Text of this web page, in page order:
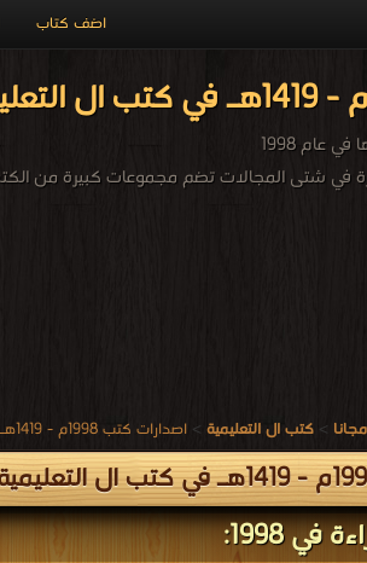
اضف كتاب
عام 1998
في شتى المجالات تضم مجموعات كبيرة من
> كتب ال التعليمية > اصدارات كتب 1998م - 1419هـ في كتب في ال التعليمية
1998: